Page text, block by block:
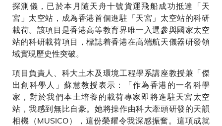
探測儀，已於本月隨天舟十號貨運飛船成功抵達「天
宮」太空站，成為香港首個進駐「天宮」太空站的科研
載荷。該項目是香港高等教育界唯一入選參與國家太空
站的科研載荷項目，標誌着香港在高端航天儀器研發領
域實現歷史性突破。
項目負責人、科大土木及環境工程學系講座教授兼「傑
出創科學人」蘇慧教授表示：「作為香港的一名科學
家，對於我們本土培養的載荷專家即將進駐天宮太空
站，我感到無比自豪。她將操作由科大牽頭研發的天韻
相機（MUSICO），這份榮耀令我深感振奮。這項成就